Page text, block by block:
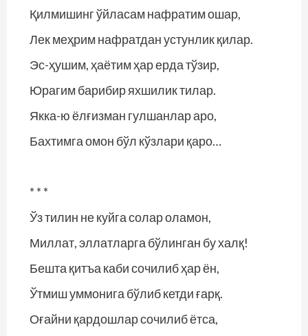
Қилмишинг ўйласам нафратим ошар,
Лек меҳрим нафратдан устунлик қилар.
Эс-ҳушим, ҳаётим ҳар ерда тўзир,
Юрагим барибир яхшилик тилар.
Якка-ю ёлғизман гулшанлар аро,
Бахтимга омон бўл кўзлари қаро…
* * *
Ўз тилин не куйга солар оламон,
Миллат, эллатларга бўлинган бу халқ!
Бешта қитъа каби сочилиб ҳар ён,
Ўтмиш уммонига бўлиб кетди ғарқ.
Оғайни қардошлар сочилиб ётса,